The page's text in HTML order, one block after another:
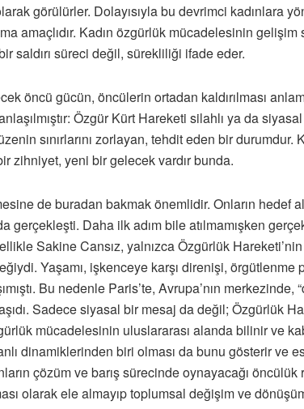
görülürler. Dolayısıyla bu devrimci kadınlara
amaçlıdır. Kadın özgürlük mücadelesinin gelişim
saldırı süreci değil, sürekliliği ifade eder.
öncü gücün, öncülerin ortadan kaldırılması
Özgür Kürt Hareketi silahlı ya da
sınırlarını zorlayan, tehdit eden bir durumdur.
zihniyet, yeni bir gelecek vardır bunda.
de buradan bakmak önemlidir. Onların hedef
gerçekleşti. Daha ilk adım bile atılmamışken
Sakine Cansız, yalnızca Özgürlük
Yaşamı, işkenceye karşı direnişi, örgütlenme
Bu nedenle Paris’te, Avrupa’nın merkezinde,
Sadece siyasal bir mesaj da değil; Özgürlük
mücadelesinin uluslararası alanda bilinir ve
dinamiklerinden biri olması da bunu gösterir ve
çözüm ve barış sürecinde oynayacağı
olarak ele almayıp toplumsal değişim ve